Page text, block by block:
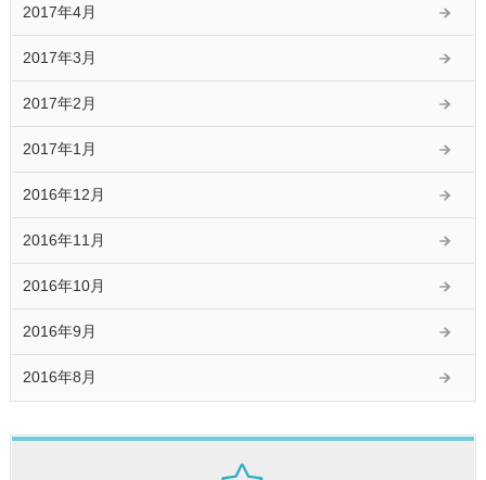
2017年4月
2017年3月
2017年2月
2017年1月
2016年12月
2016年11月
2016年10月
2016年9月
2016年8月